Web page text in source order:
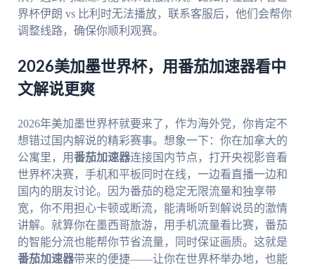
界杯伊朗 vs 比利时无法播放，联系客服后，他们会帮你
调整线路，确保你顺利观赛。
2026美加墨世界杯，用番茄加速器看中
文解说更爽
2026年美加墨世界杯就要来了，作为海外党，你肯定不
想错过国内解说的精彩赛事。想象一下：你在加拿大的
公寓里，用番茄加速器连接国内节点，打开央视影音看
世界杯决赛，手机和平板同时在线，一边看直播一边和
国内的朋友讨论。因为番茄的稳定无限流量和独享带
宽，你不用担心卡顿或断流，能清晰听到解说员的激情
讲解。就算你在墨西哥旅游，用手机流量看比赛，番茄
的智能分流也能帮你节省流量，同时保证画质。这就是
番茄加速器带来的便捷——让你在世界杯举办地，也能